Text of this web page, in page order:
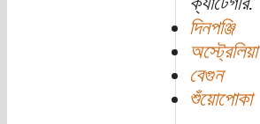
দিনপঞ্জি
অস্ট্রেলিয়া
বেগুন
শুঁয়োপোকা